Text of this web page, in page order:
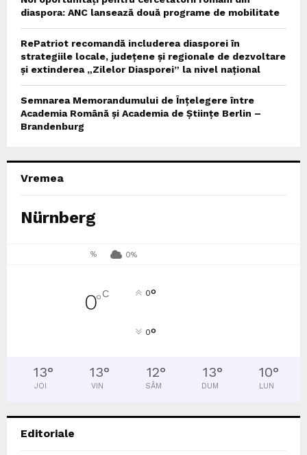
diaspora: ANC lansează două programe de mobilitate
RePatriot recomandă includerea diasporei în
strategiile locale, județene și regionale de dezvoltare
și extinderea „Zilelor Diasporei” la nivel național
Semnarea Memorandumului de Înțelegere între
Academia Română și Academia de Științe Berlin –
Brandenburg
Vremea
Nürnberg
% 0%
0°C 0°
0°
13°
JOI
13°
VIN
12°
SÂM
13°
DUM
10°
LUN
Editoriale